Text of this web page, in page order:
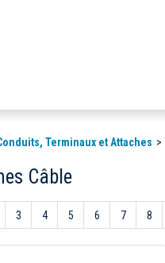
Terminaux et Attaches
Câble
3 4 5 6 7 8